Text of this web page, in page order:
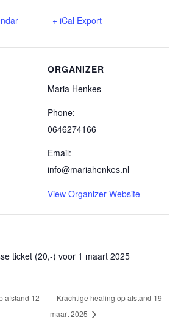
+ iCal Export
ORGANIZER
Maria Henkes
Phone:
0646274166
Email:
info@mariahenkes.nl
View Organizer Website
ticket (20,-) voor 1 maart 2025
afstand 12
Krachtige healing op afstand 19
maart 2025